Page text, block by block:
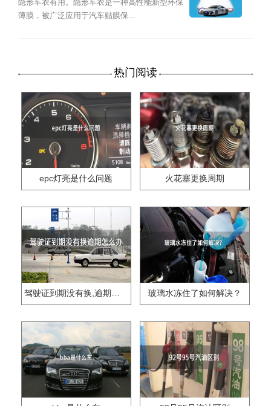
隐形车衣有用。隐形车衣是一种高性能新型环保
薄膜，被广泛应用于汽车贴膜保...
热门阅读
epc灯亮是什么问题 火花塞更换周期
驾驶证到期没有换,逾期怎么办?? 玻璃水冻住了如何解决？